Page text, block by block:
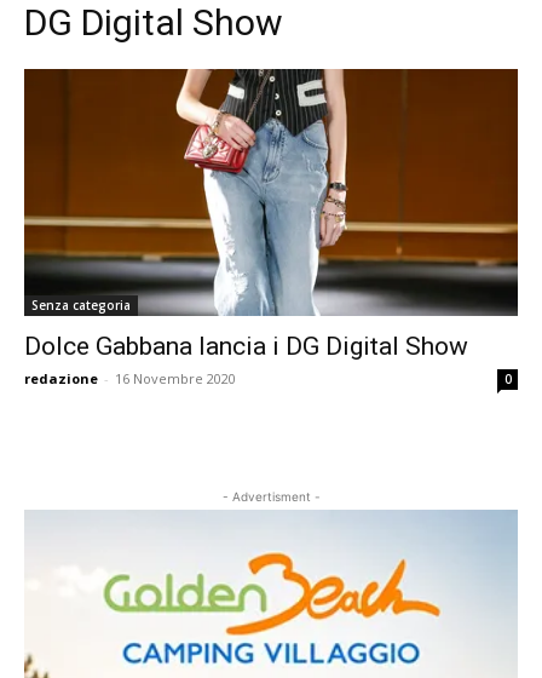
DG Digital Show
Senza categoria
Dolce Gabbana lancia i DG Digital Show
redazione - 16 Novembre 2020 0
- Advertisment -